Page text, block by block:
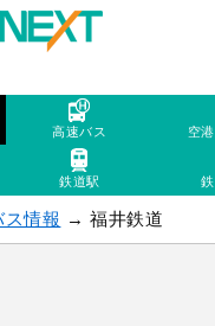
高速バス 空
鉄道駅
ス情報 → 福井鉄道